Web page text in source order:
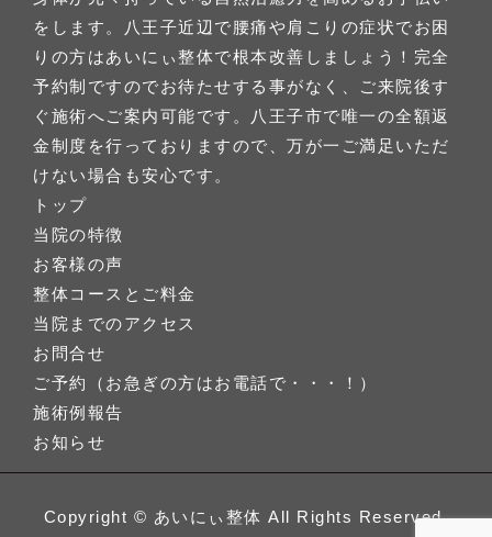
をします。八王子近辺で腰痛や肩こりの症状でお困
りの方はあいにぃ整体で根本改善しましょう！完全
予約制ですのでお待たせする事がなく、ご来院後す
ぐ施術へご案内可能です。八王子市で唯一の全額返
金制度を行っておりますので、万が一ご満足いただ
けない場合も安心です。
トップ
当院の特徴
お客様の声
整体コースとご料金
当院までのアクセス
お問合せ
ご予約（お急ぎの方はお電話で・・・！）
施術例報告
お知らせ
Copyright © あいにぃ整体 All Rights Reserved.